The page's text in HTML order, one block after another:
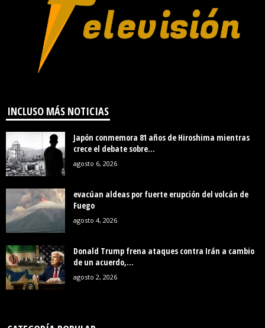
INCLUSO MÁS NOTICIAS
Japón conmemora 81 años de Hiroshima mientras
crece el debate sobre...
agosto 6, 2026
evacúan aldeas por fuerte erupción del volcán de
Fuego
agosto 4, 2026
Donald Trump frena ataques contra Irán a cambio
de un acuerdo,...
agosto 2, 2026